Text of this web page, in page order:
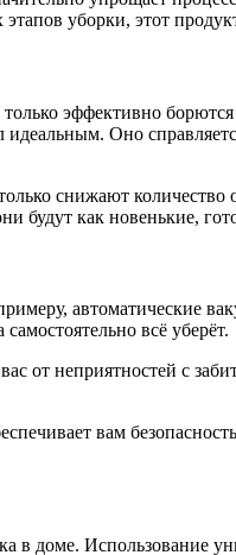
уборки, этот
эффективно
Оно
снижают
будут как новенькие,
автоматические
всё уберёт.
от неприятностей с
вам
доме. Использование